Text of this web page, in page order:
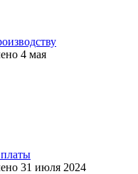
4 мая
платы
31 июля 2024